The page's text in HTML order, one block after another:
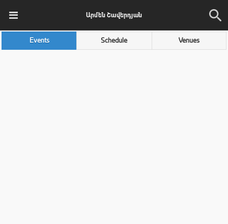
Արմեն Շավերդյան
Events Schedule Venues